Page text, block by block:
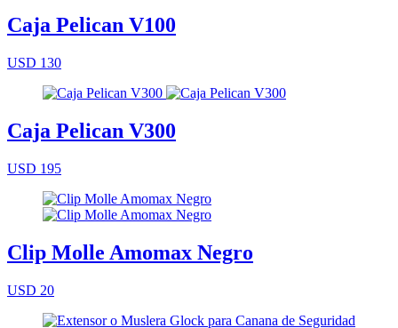
Caja Pelican V100
USD 130
Caja Pelican V300
USD 195
Clip Molle Amomax Negro
USD 20